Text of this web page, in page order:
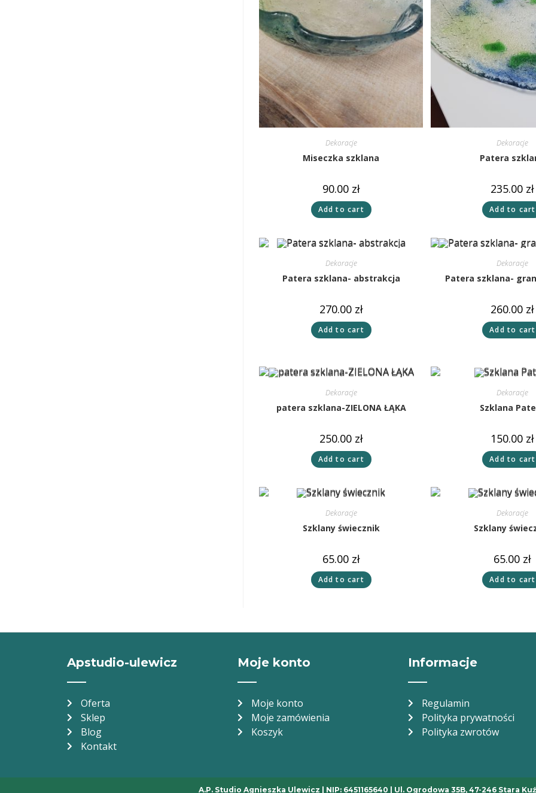
Dekoracje
Miseczka szklana
90.00 zł
Add to cart
Dekoracje
Patera
235.00 zł
Add to cart
Dekoracje
Patera szklana- abstrakcja
270.00 zł
Add to cart
Dekoracje
Patera szklana-
260.00 zł
Add to cart
Dekoracje
patera szklana-ZIELONA ŁĄKA
250.00 zł
Add to cart
Dekoracje
Szklana
150.00 zł
Add to cart
Dekoracje
Szklany świecznik
65.00 zł
Add to cart
Dekoracje
Szklany
65.00 zł
Add to cart
Apstudio-ulewicz
Oferta
Sklep
Blog
Kontakt
Moje konto
Moje konto
Moje zamówienia
Koszyk
Informacje
Regulamin
Polityka prywatności
Polityka zwrotów
A.P. Studio Agnieszka Ulewicz | NIP: 6451165640 | Ul. Ogrodowa 35B, 47-246 Stara